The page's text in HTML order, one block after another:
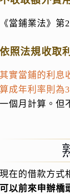
《當鋪業法》
依照法規收取
其實當鋪的利息
算成年利率則為
一個月計算。但
現在的借款方式
可以前來申辦橋